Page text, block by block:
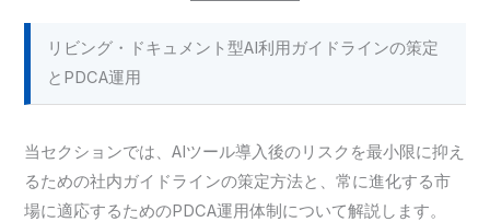
リビング・ドキュメント型AI利用ガイドラインの策定
とPDCA運用
当セクションでは、AIツール導入後のリスクを最小限に抑え
るための社内ガイドラインの策定方法と、常に進化する市
場に適応するためのPDCA運用体制について解説します。